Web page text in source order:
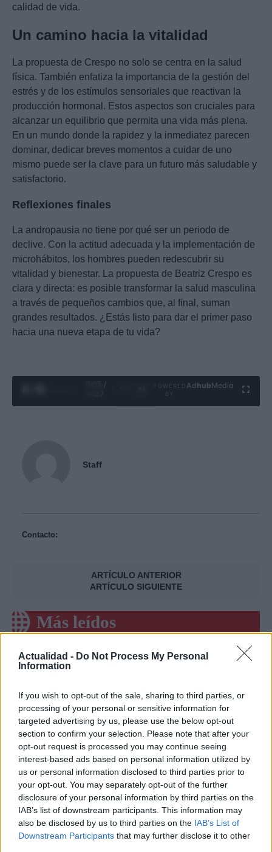
Actualidad - Do Not Process My Personal
Information
If you wish to opt-out of the sale, sharing to third parties, or
processing of your personal or sensitive information for
targeted advertising by us, please use the below opt-out
section to confirm your selection. Please note that after your
opt-out request is processed you may continue seeing
interest-based ads based on personal information utilized by
us or personal information disclosed to third parties prior to
your opt-out. You may separately opt-out of the further
disclosure of your personal information by third parties on the
IAB’s list of downstream participants. This information may
also be disclosed by us to third parties on the IAB’s List of
Downstream Participants that may further disclose it to other
calidad de vida.
Un camino hacia la vitalidad
La propuesta de Crespo no solo se centra en la salud
física. También enfatiza la importancia de la gestión del
estrés y de los estímulos sensoriales que reactivan la
producción hormonal. Estos aspectos son cruciales para
alcanzar un equilibrio que permita una vida más plena.
En un mundo donde la rapidez y la inmediatez parecen
dominar, dedicar breves momentos a cuidar de uno
mismo puede ser la clave para un futuro más saludable y
satisfactorio.
Reflexiones finales
La andropausia no tiene por qué ser un periodo de
declive. Con la actitud adecuada y la implementación de
microhábitos, los hombres pueden redescubrir su
vitalidad y bienestar. La propuesta de Beatriz Crespo es
clara y directa: es posible transformar la salud masculina
a través de pequeños cambios que, al final, suman
grandes resultados. ¿Estás listo para dar el primer paso
hacia una nueva etapa de tu vida?
0:06 /
Ad hubMedia
Staff
Contacto:
ARTÍCULO ANTERIOR
ARTÍCULO SIGUIENTE
Más leídos
Crianza tradicional para una infancia más
autónoma
La crianza cotidiana se construye mediante decisiones